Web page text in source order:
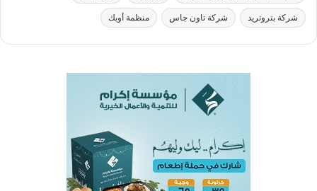
شركة بتروتريد شركة تاون جاس منظمة أوبك